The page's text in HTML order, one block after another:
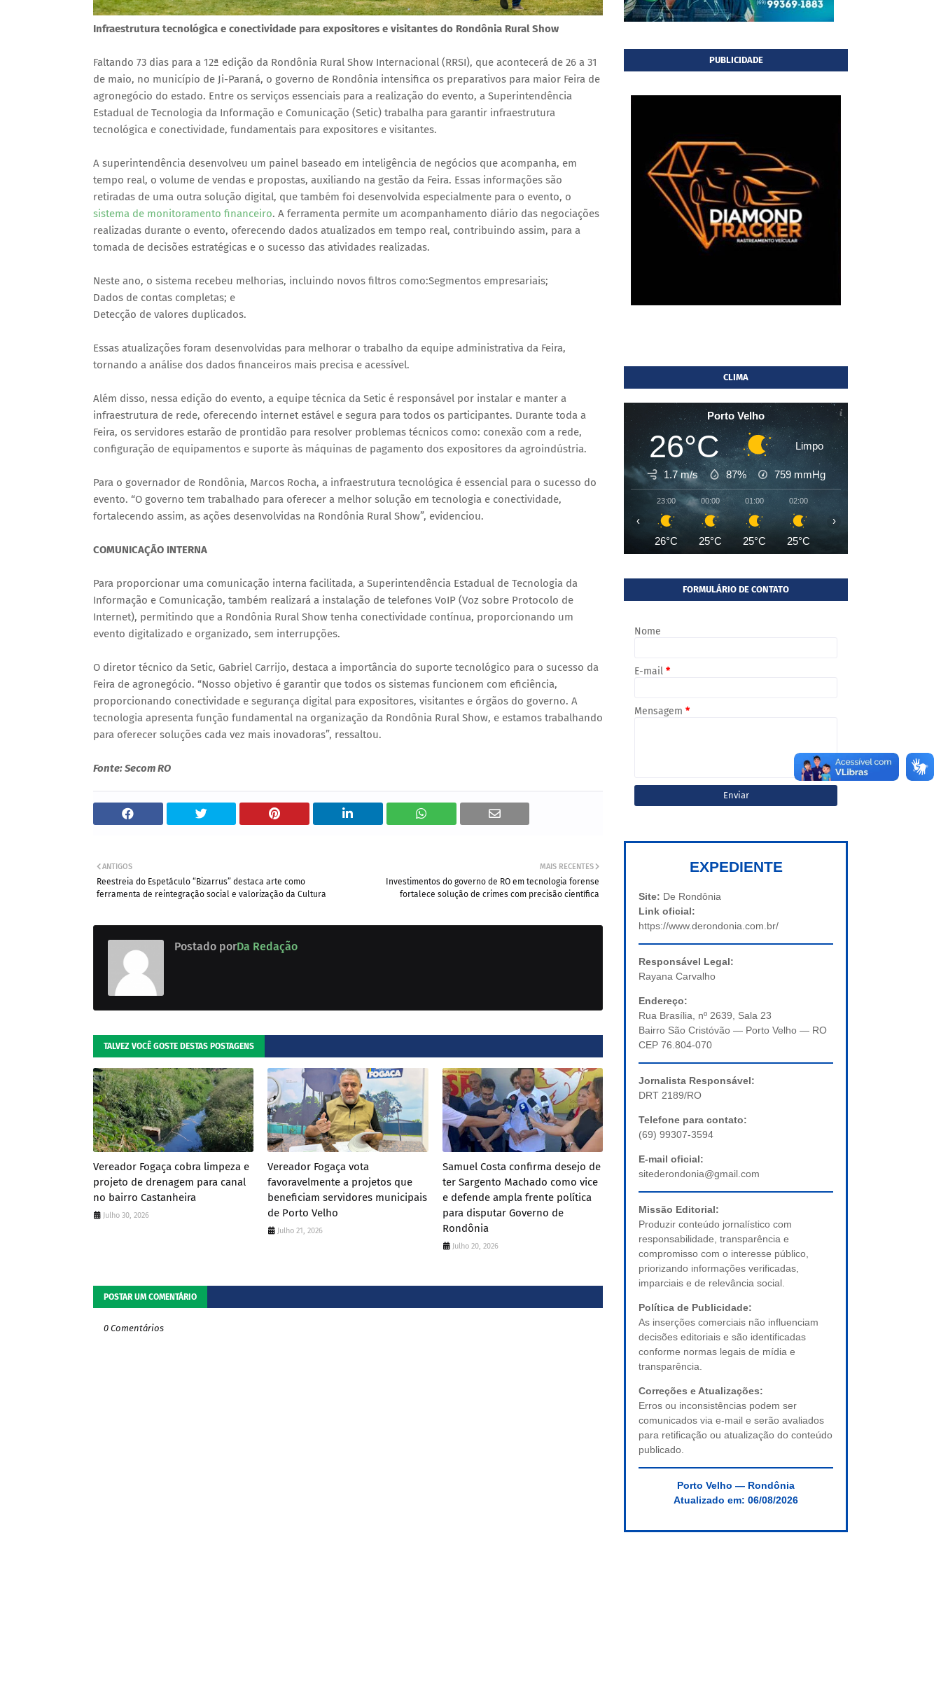
Infraestrutura tecnológica e conectividade para expositores e visitantes do Rondônia Rural Show
Faltando 73 dias para a 12ª edição da Rondônia Rural Show Internacional (RRSI), que acontecerá de 26 a 31
de maio, no município de Ji-Paraná, o governo de Rondônia intensifica os preparativos para maior Feira de
agronegócio do estado. Entre os serviços essenciais para a realização do evento, a Superintendência
Estadual de Tecnologia da Informação e Comunicação (Setic) trabalha para garantir infraestrutura
tecnológica e conectividade, fundamentais para expositores e visitantes.
A superintendência desenvolveu um painel baseado em inteligência de negócios que acompanha, em
tempo real, o volume de vendas e propostas, auxiliando na gestão da Feira. Essas informações são
retiradas de uma outra solução digital, que também foi desenvolvida especialmente para o evento, o
sistema de monitoramento financeiro. A ferramenta permite um acompanhamento diário das negociações
realizadas durante o evento, oferecendo dados atualizados em tempo real, contribuindo assim, para a
tomada de decisões estratégicas e o sucesso das atividades realizadas.
Neste ano, o sistema recebeu melhorias, incluindo novos filtros como:Segmentos empresariais;
Dados de contas completas; e
Detecção de valores duplicados.
Essas atualizações foram desenvolvidas para melhorar o trabalho da equipe administrativa da Feira,
tornando a análise dos dados financeiros mais precisa e acessível.
Além disso, nessa edição do evento, a equipe técnica da Setic é responsável por instalar e manter a
infraestrutura de rede, oferecendo internet estável e segura para todos os participantes. Durante toda a
Feira, os servidores estarão de prontidão para resolver problemas técnicos como: conexão com a rede,
configuração de equipamentos e suporte às máquinas de pagamento dos expositores da agroindústria.
Para o governador de Rondônia, Marcos Rocha, a infraestrutura tecnológica é essencial para o sucesso do
evento. “O governo tem trabalhado para oferecer a melhor solução em tecnologia e conectividade,
fortalecendo assim, as ações desenvolvidas na Rondônia Rural Show”, evidenciou.
COMUNICAÇÃO INTERNA
Para proporcionar uma comunicação interna facilitada, a Superintendência Estadual de Tecnologia da
Informação e Comunicação, também realizará a instalação de telefones VoIP (Voz sobre Protocolo de
Internet), permitindo que a Rondônia Rural Show tenha conectividade contínua, proporcionando um
evento digitalizado e organizado, sem interrupções.
O diretor técnico da Setic, Gabriel Carrijo, destaca a importância do suporte tecnológico para o sucesso da
Feira de agronegócio. “Nosso objetivo é garantir que todos os sistemas funcionem com eficiência,
proporcionando conectividade e segurança digital para expositores, visitantes e órgãos do governo. A
tecnologia apresenta função fundamental na organização da Rondônia Rural Show, e estamos trabalhando
para oferecer soluções cada vez mais inovadoras”, ressaltou.
Fonte: Secom RO
MAIS RECENTES
Investimentos do governo de RO em tecnologia forense
fortalece solução de crimes com precisão científica
ANTIGOS
Reestreia do Espetáculo “Bizarrus” destaca arte como
ferramenta de reintegração social e valorização da Cultura
Postado porDa Redação
TALVEZ VOCÊ GOSTE DESTAS POSTAGENS
Vereador Fogaça cobra limpeza e
projeto de drenagem para canal
no bairro Castanheira
Julho 30, 2026
Vereador Fogaça vota
favoravelmente a projetos que
beneficiam servidores municipais
de Porto Velho
Julho 21, 2026
Samuel Costa confirma desejo de
ter Sargento Machado como vice
e defende ampla frente política
para disputar Governo de
Rondônia
Julho 20, 2026
POSTAR UM COMENTÁRIO
0 Comentários
PUBLICIDADE
CLIMA
Porto Velho
26°C Limpo
1.7 m/s 87% 759 mmHg
23:00
26°C
00:00
25°C
01:00
25°C
02:00
25°C
‹ ›
FORMULÁRIO DE CONTATO
Nome
E-mail *
Mensagem *
EXPEDIENTE
Site: De Rondônia
Link oficial:
https://www.derondonia.com.br/
Responsável Legal:
Rayana Carvalho
Endereço:
Rua Brasília, nº 2639, Sala 23
Bairro São Cristóvão — Porto Velho — RO
CEP 76.804-070
Jornalista Responsável:
DRT 2189/RO
Telefone para contato:
(69) 99307-3594
E-mail oficial:
sitederondonia@gmail.com
Missão Editorial:
Produzir conteúdo jornalístico com
responsabilidade, transparência e
compromisso com o interesse público,
priorizando informações verificadas,
imparciais e de relevância social.
Política de Publicidade:
As inserções comerciais não influenciam
decisões editoriais e são identificadas
conforme normas legais de mídia e
transparência.
Correções e Atualizações:
Erros ou inconsistências podem ser
comunicados via e-mail e serão avaliados
para retificação ou atualização do conteúdo
publicado.
Porto Velho — Rondônia
Atualizado em: 06/08/2026